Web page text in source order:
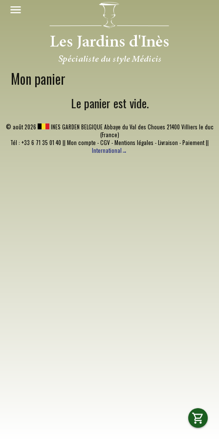
Mon panier
Le panier est vide.
© août 2026 INES GARDEN BELGIQUEAbbaye du Val des Choues 21400 Villiers le duc
(France)
Tél : +33 6 71 35 01 40 || Mon compte -CGV-Mentions légales -Livraison -Paiement||
International→